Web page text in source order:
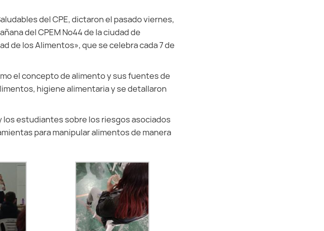
del CPE, dictaron el pasado viernes,
del CPEM Nº44 de la ciudad de
de los Alimentos», que se celebra cada 7 de
el concepto de alimento y sus fuentes de
higiene alimentaria y se detallaron
los estudiantes sobre los riesgos asociados
para manipular alimentos de manera